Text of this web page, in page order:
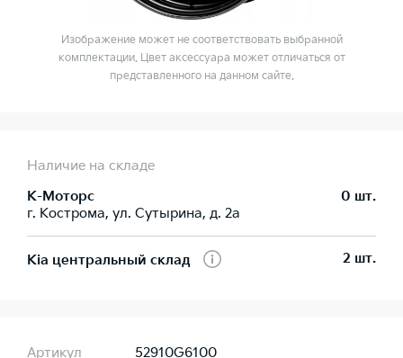
Изображение может не соответствовать выбранной
комплектации. Цвет аксессуара может отличаться от
представленного на данном сайте.
Наличие на складе
К-Моторс
г. Кострома, ул. Сутырина, д. 2а
0 шт.
Kia центральный склад 2 шт.
Артикул 52910G6100